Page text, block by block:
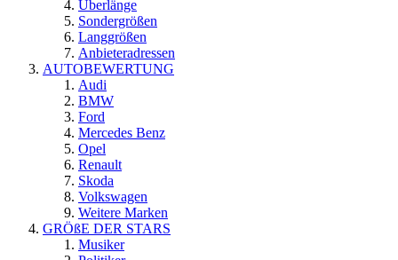
Überlänge
Sondergrößen
Langgrößen
Anbieteradressen
AUTOBEWERTUNG
Audi
BMW
Ford
Mercedes Benz
Opel
Renault
Skoda
Volkswagen
Weitere Marken
GRÖßE DER STARS
Musiker